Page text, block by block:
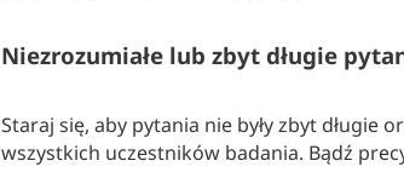
Niezrozumiałe lub zbyt długie
Staraj się, aby pytania nie były zbyt długie
wszystkich uczestników badania. Bądź